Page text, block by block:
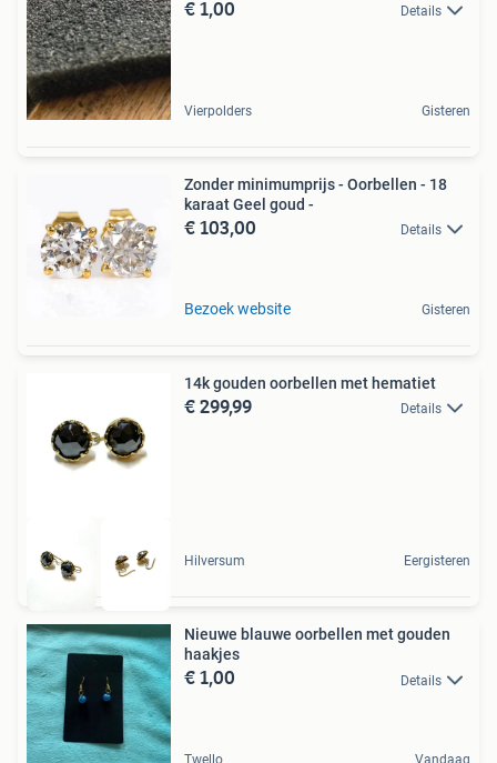
€ 1,00 Details
Vierpolders Gisteren
Zonder minimumprijs - Oorbellen - 18
karaat Geel goud -
€ 103,00 Details
Bezoek website Gisteren
14k gouden oorbellen met hematiet
€ 299,99 Details
Hilversum Eergisteren
Nieuwe blauwe oorbellen met gouden
haakjes
€ 1,00 Details